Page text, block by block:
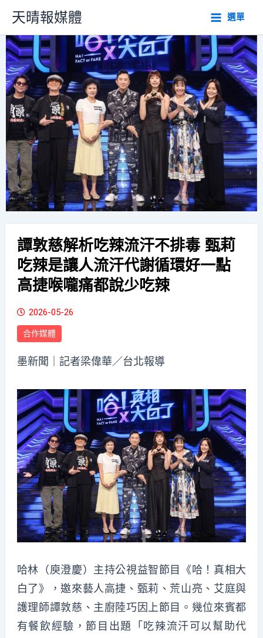
主
要
內
容
天晴報媒體 選單
譚敦慈解析吃辣流汗不排毒 甄莉
吃辣是讓人流汗代謝循環好一點
高捷喉嚨痛都說少吃辣
2026-05-26
合作媒體
墨新聞 ｜記者梁偉華／台北報導
哈林（庾澄慶）主持公視益智節目《哈！真相大
白了》，邀來藝人高捷、甄莉、荒山亮、艾庭與
護理師譚敦慈、主廚陸巧因上節目。幾位來賓都
有餐飲經驗，節目出題「吃辣流汗可以幫助代